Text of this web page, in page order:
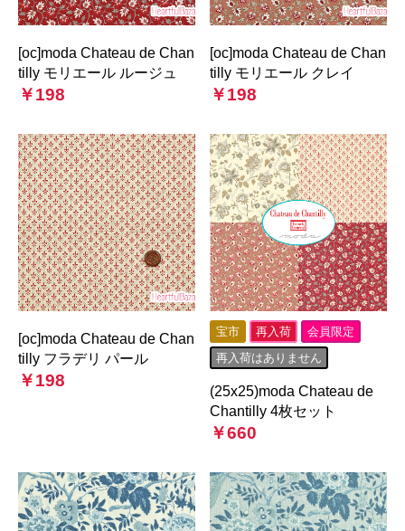
[oc]moda Chateau de Chan
tilly モリエール ルージュ
￥198
[oc]moda Chateau de Chan
tilly モリエール クレイ
￥198
[oc]moda Chateau de Chan
tilly フラデリ パール
￥198
宝市 再入荷
会員限定
再入荷はありません
(25x25)moda Chateau de
Chantilly 4枚セット
￥660